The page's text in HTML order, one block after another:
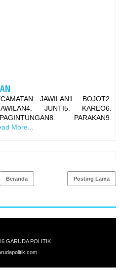
JAWILAN1. BOJOT2.
JUNTI5. KAREO6.
PARAKAN9.
More...
Posting Lama
Beranda
GARUDA POLITIK
politik.com